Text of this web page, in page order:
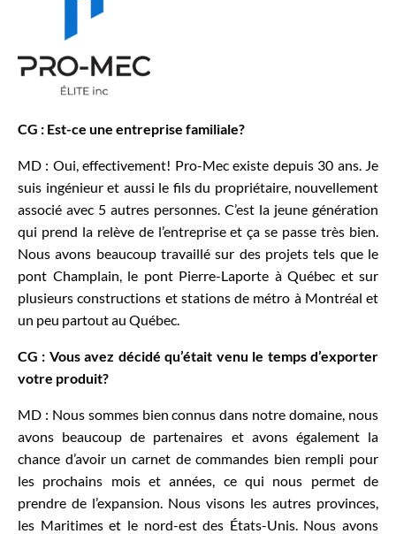
CG : Est-ce une entreprise familiale?
MD : Oui, effectivement! Pro-Mec existe depuis 30 ans. Je
suis ingénieur et aussi le fils du propriétaire, nouvellement
associé avec 5 autres personnes. C’est la jeune génération
qui prend la relève de l’entreprise et ça se passe très bien.
Nous avons beaucoup travaillé sur des projets tels que le
pont Champlain, le pont Pierre-Laporte à Québec et sur
plusieurs constructions et stations de métro à Montréal et
un peu partout au Québec.
CG : Vous avez décidé qu’était venu le temps d’exporter
votre produit?
MD : Nous sommes bien connus dans notre domaine, nous
avons beaucoup de partenaires et avons également la
chance d’avoir un carnet de commandes bien rempli pour
les prochains mois et années, ce qui nous permet de
prendre de l’expansion. Nous visons les autres provinces,
les Maritimes et le nord-est des États-Unis. Nous avons